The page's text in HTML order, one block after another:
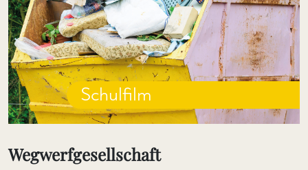
Schulfilm
Wegwerfgesellschaft